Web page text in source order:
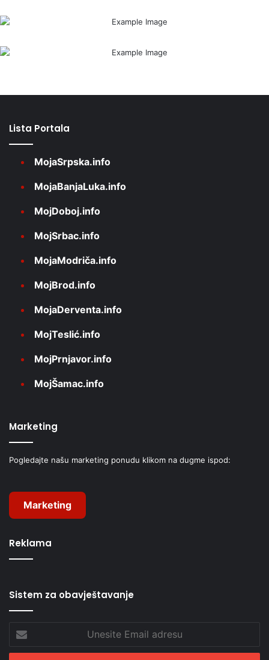
Lista Portala
MojaSrpska.info
MojaBanjaLuka.info
MojDoboj.info
MojSrbac.info
MojaModriča.info
MojBrod.info
MojaDerventa.info
MojTeslić.info
MojPrnjavor.info
MojŠamac.info
Marketing
Pogledajte našu marketing ponudu klikom na dugme ispod:
Marketing
Reklama
Sistem za obavještavanje
Email
adresu